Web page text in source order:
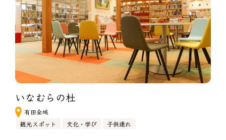
いなむらの杜
有田全域
観光スポット
文化・学び 子供連れ